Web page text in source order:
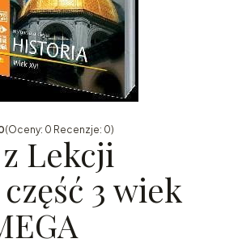
(Oceny: 0 Recenzje: 0)
Lekcji
3 wiek